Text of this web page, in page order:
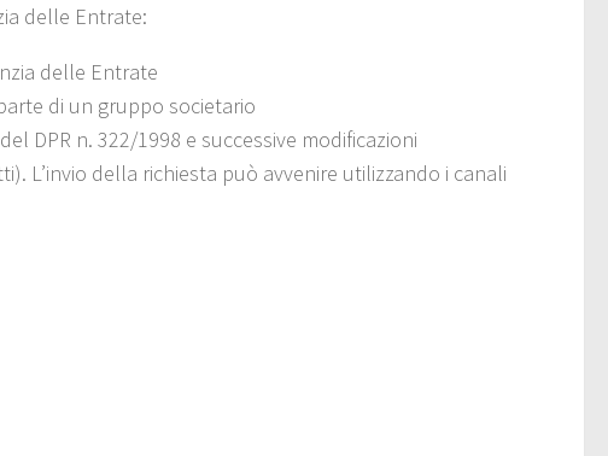
delle Entrate:
delle Entrate
di un gruppo societario
DPR n. 322/1998 e successive modificazioni
L’invio della richiesta può avvenire utilizzando i canali